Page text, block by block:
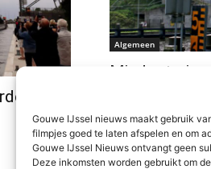
Gouwe IJssel nieuws maakt gebruik
filmpjes goed te laten afspelen en om
Gouwe IJssel Nieuws ontvangt geen
Deze inkomsten worden gebruikt om
over
0
Algemeen
Minder
(update)
Redactie - 14 mei 2018